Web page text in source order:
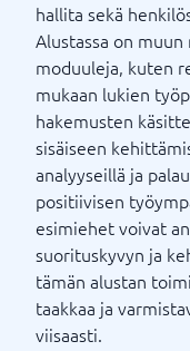
hallita sekä
Alustassa on
moduuleja, kuten
mukaan lukien
hakemusten
sisäiseen
analyyseillä ja
positiivisen
esimiehet voivat
suorituskyvyn ja
tämän alustan
taakkaa ja
viisaasti.